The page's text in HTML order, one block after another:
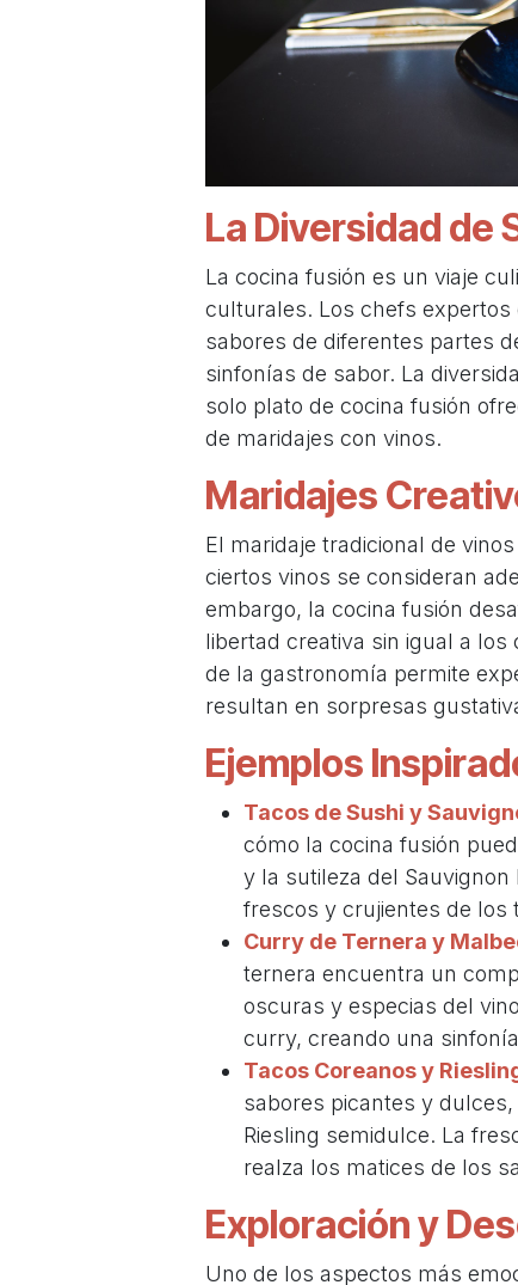
La Diversidad de
La cocina fusión es un viaje
culturales. Los chefs expertos
sabores de diferentes partes
sinfonías de sabor. La
solo plato de cocina fusión
de maridajes con vinos.
Maridajes
El maridaje tradicional de
ciertos vinos se consideran
embargo, la cocina fusión
libertad creativa sin igual a
de la gastronomía permite
resultan en sorpresas
Ejemplos
Tacos de Sushi y
cómo la cocina fusión
y la sutileza del
frescos y crujientes de los
Curry de Ternera y
ternera encuentra un
oscuras y especias del
curry, creando una
Tacos Coreanos y
sabores picantes y
Riesling semidulce. La
realza los matices de los
Exploración y
Uno de los aspectos más